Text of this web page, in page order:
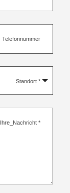
Telefonnummer
Standort *
Ihre_Nachricht *